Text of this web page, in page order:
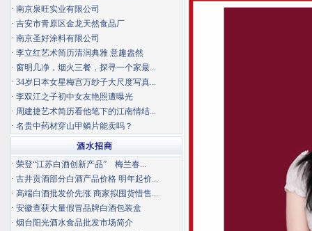
· 南京泉旺实业有限公司
· 吉安市青原区金龙天然食品厂
· 南京圣好涂料有限公司
· 李立红艺术简历清润典雅 意趣盎然
· 窗明几净，烟火三餐，探寻一个家最...
· 34岁日本女星梅宫万纱子大尺度写真...
· 李双江之子初中女友艳照遭曝光
· 周建捷艺术简历看他笔下的江南情结...
· 名贵中药材穿山甲鳞片能卖吗？
酒水招商
· 荣登“江苏白酒创新产品” 梅兰春...
· 古井贡酒部分白酒产品价格 明年起价...
· 高端白酒批发价先涨 商家拟囤货惜售...
· 安徽查获大量假冒品牌白酒包装盒
· 烟台阳光酒水食品批发市场简介